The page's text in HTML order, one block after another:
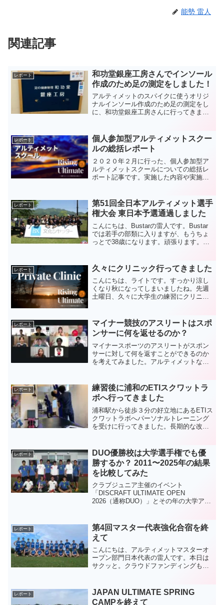
能勢 雷人
関連記事
レポート
和功堂銀座工房さんでインソール
作成のため足の測定をしました！
アルティメットのスパイクに使うオリジ
ナルインソール作成のため足の測定をし
に、和功堂銀座工房さんに行ってきまし
レポート
個人参加型アルティメットスクー
ルの総括レポート
２０２０年２月に行った、個人参加型ア
ルティメットスクールについての総括レ
ポート記事です。実施した内容や実施し
レポート
第51回全日本アルティメット選手
権大会 東日本予選通過しました
こんにちは、Bustarの雷人です。Bustar
では若手の部類に入りますが、もうちょ
っとで38歳になります。頑張ります。今
ます。前置きもほどほどにいきます。第
51回...
レポート 久々にクリニック行ってきました
こんにちは、ライトです。すっかり涼し
くなり秋になってしまいましたね。先週
土曜日、久々に大学生の練習にクリニッ
おこうと思います。一筆書きでさらっと
書いていきます。やはりど...
レポート
マイナー競技のアスリートはスポ
ンサーに何を返せるのか？
マイナースポーツのアスリートがスポン
サーに対して何を返すことができるのか
を考えてみました。アルティメットなら
レポート
練習後に浦和のETIスクワットラ
ボへ行ってきました
浦和駅から徒歩３分の好立地にあるETIス
クワットラボへパーソナルトレーニング
を受けに行ってきました。長期的な改善
レポート
DUO優勝校は大学選手権でも優
勝するか？ 2011〜2025年の結果
を比較してみた
クラブジュニア主催のイベント
「DISCRAFT ULTIMATE OPEN
2026（通称DUO）」とその年の大学アル
レポート
第4回マスター代表強化合宿を終
えて
こんにちは、アルティメットマスターオ
ープン部門日本代表の雷人です。本日は
サクッと。クラウドファンディングも無
た。この土日はマスターオープン部門も
強化合宿を行い、ノマデ...
レポート
JAPAN ULTIMATE SPRING
CAMPを終えて